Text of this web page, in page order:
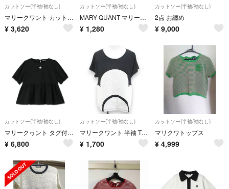
カットソー(半袖/袖なし)
マリークワント カットソー ノースリーブ M 黒 ブラック /YI
¥ 3,620
カットソー(半袖/袖なし)
MARY QUANT マリークワント レース 切替 フレンチスリーブ カットソー sizeM/黒 ■◆ レディース
¥ 1,280
カットソー(半袖/袖なし)
2点 お纏め
¥ 9,000
カットソー(半袖/袖なし)
マリークヮント タグ付き カットソー
¥ 6,800
カットソー(半袖/袖なし)
マリークワント 半袖 Tシャツ カットソー M/38 黒 ブラック 日本製 ロゴ
¥ 1,700
カットソー(半袖/袖なし)
マリクワトップス
¥ 4,999